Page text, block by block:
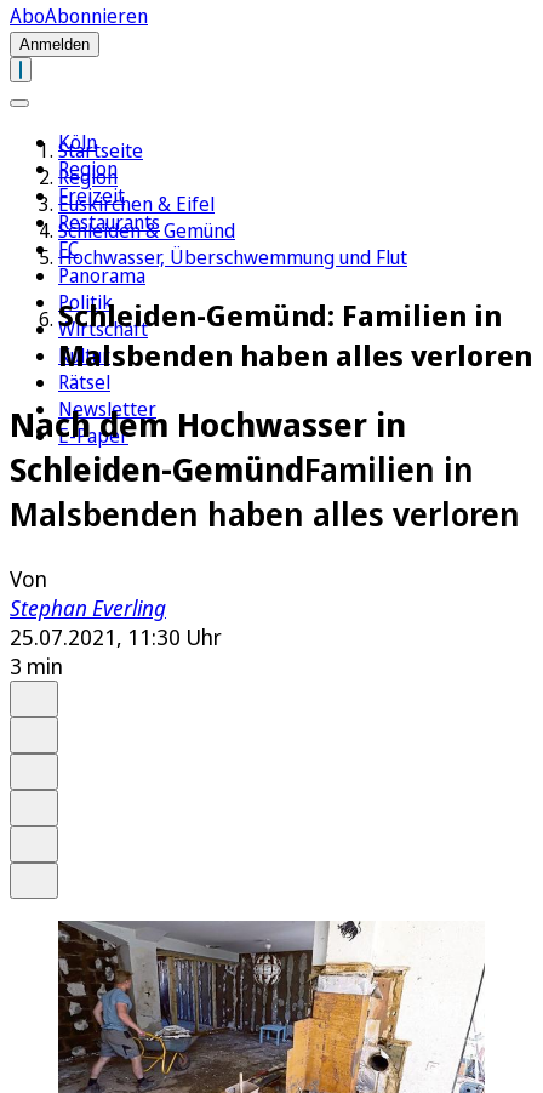
AboAbonnieren
Anmelden
Köln
Region
Freizeit
Restaurants
FC
Panorama
Politik
Wirtschaft
Kultur
Rätsel
Newsletter
E-Paper
Startseite
Region
Euskirchen & Eifel
Schleiden & Gemünd
Hochwasser, Überschwemmung und Flut
Schleiden-Gemünd: Familien in
Malsbenden haben alles verloren
Nach dem Hochwasser in
Schleiden-GemündFamilien in
Malsbenden haben alles verloren
Von
Stephan Everling
25.07.2021, 11:30 Uhr
3 min